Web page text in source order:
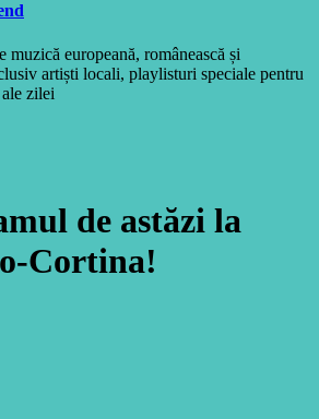
muzică europeană, românească și
artiști locali, playlisturi speciale pentru
zilei
de astăzi la
Cortina!